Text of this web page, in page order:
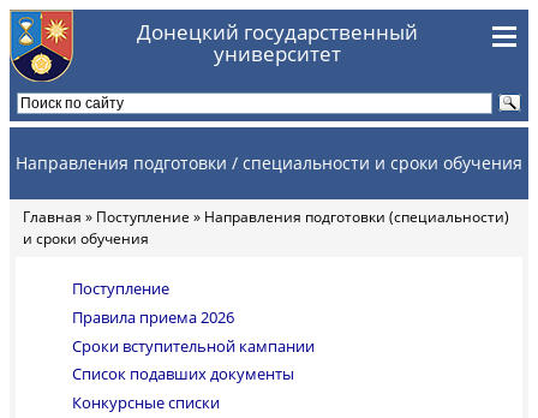
Перейти к основному содержаниюДонецкий государственный
университет
Направления подготовки / специальности и сроки обучения
Вы здесь
Главная » Поступление » Направления подготовки (специальности)
и сроки обучения
Поступление
Правила приема 2026
Сроки вступительной кампании
Список подавших документы
Конкурсные списки